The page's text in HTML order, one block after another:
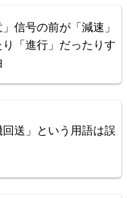
2 特急型車両編
」信号の前が「減速」
り「進行」だったりす
回送」という用語は誤